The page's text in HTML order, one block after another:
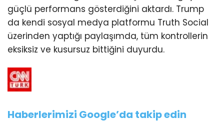
güçlü performans gösterdiğini aktardı. Trump
da kendi sosyal medya platformu Truth Social
üzerinden yaptığı paylaşımda, tüm kontrollerin
eksiksiz ve kusursuz bittiğini duyurdu.
Haberlerimizi Google’da takip edin